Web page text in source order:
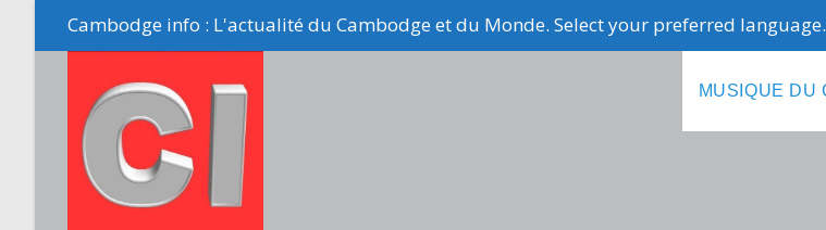
Cambodge info : L'actualité du Cambodge et du Monde. Select your preferred
MUSIQUE DU